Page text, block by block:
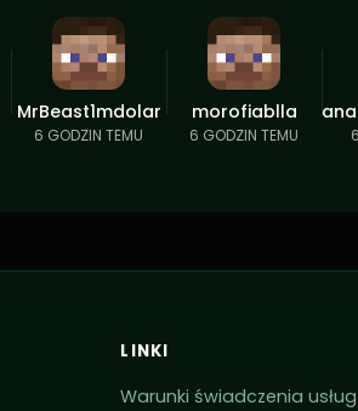
MrBeast1mdolar
6 GODZIN TEMU
morofiablla
6 GODZIN TEMU
LINKI
Warunki świadczenia usług